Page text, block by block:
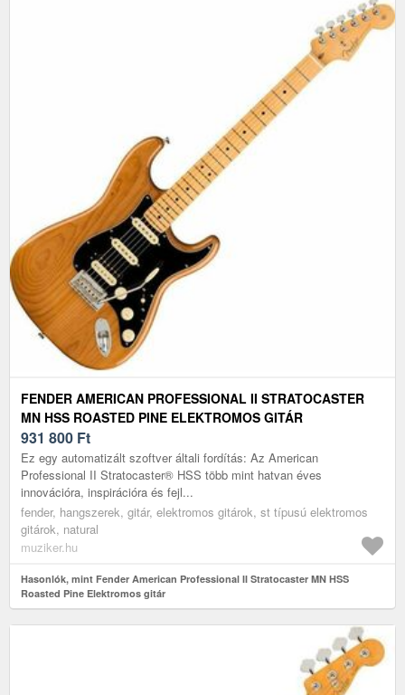
FENDER AMERICAN PROFESSIONAL II STRATOCASTER
MN HSS ROASTED PINE ELEKTROMOS GITÁR
931 800 Ft
Ez egy automatizált szoftver általi fordítás: Az American
Professional II Stratocaster® HSS több mint hatvan éves
innovációra, inspirációra és fejl...
fender, hangszerek, gitár, elektromos gitárok, st típusú elektromos
gitárok, natural
muziker.hu
Hasonlók, mint Fender American Professional II Stratocaster MN HSS
Roasted Pine Elektromos gitár